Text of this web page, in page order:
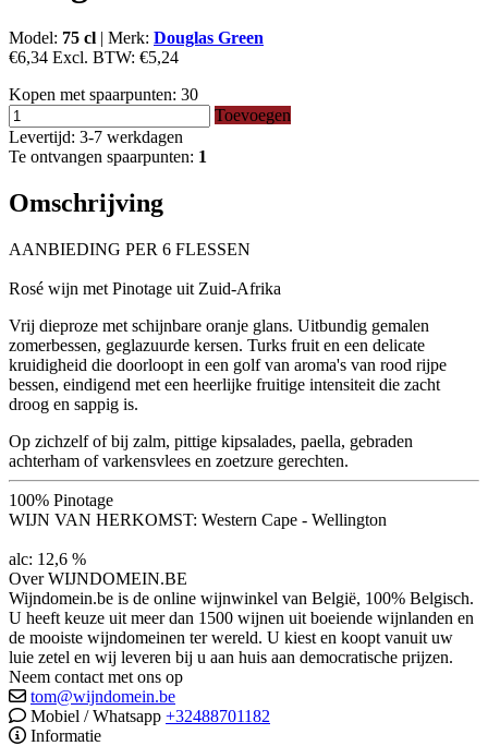
Model: 75 cl | Merk: Douglas Green
€6,34 Excl. BTW: €5,24
Kopen met spaarpunten: 30
Toevoegen
Levertijd: 3-7 werkdagen
Te ontvangen spaarpunten: 1
Omschrijving
AANBIEDING PER 6 FLESSEN
Rosé wijn met Pinotage uit Zuid-Afrika
Vrij dieproze met schijnbare oranje glans. Uitbundig gemalen
zomerbessen, geglazuurde kersen. Turks fruit en een delicate
kruidigheid die doorloopt in een golf van aroma's van rood rijpe
bessen, eindigend met een heerlijke fruitige intensiteit die zacht
droog en sappig is.
Op zichzelf of bij zalm, pittige kipsalades, paella, gebraden
achterham of varkensvlees en zoetzure gerechten.
100% Pinotage
WIJN VAN HERKOMST: Western Cape - Wellington
alc: 12,6 %
Over WIJNDOMEIN.BE
Wijndomein.be is de online wijnwinkel van België, 100% Belgisch.
U heeft keuze uit meer dan 1500 wijnen uit boeiende wijnlanden en
de mooiste wijndomeinen ter wereld. U kiest en koopt vanuit uw
luie zetel en wij leveren bij u aan huis aan democratische prijzen.
Neem contact met ons op
tom@wijndomein.be
Mobiel / Whatsapp +32488701182
Informatie